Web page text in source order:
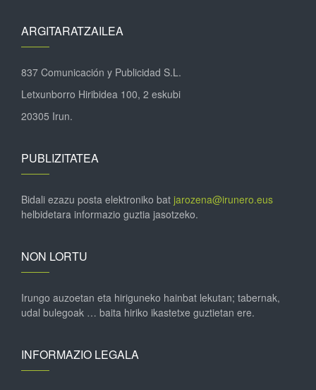
ARGITARATZAILEA
837 Comunicación y Publicidad S.L.
Letxunborro Hiribidea 100, 2 eskubi
20305 Irun.
PUBLIZITATEA
Bidali ezazu posta elektroniko bat jarozena@irunero.eus
helbidetara informazio guztia jasotzeko.
NON LORTU
Irungo auzoetan eta hiriguneko hainbat lekutan; tabernak,
udal bulegoak … baita hiriko ikastetxe guztietan ere.
INFORMAZIO LEGALA